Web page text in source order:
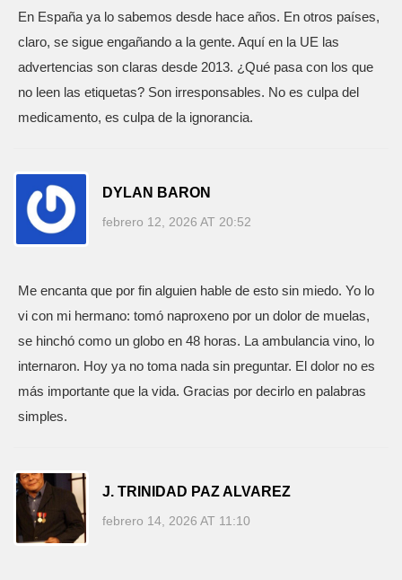
En España ya lo sabemos desde hace años. En otros países,
claro, se sigue engañando a la gente. Aquí en la UE las
advertencias son claras desde 2013. ¿Qué pasa con los que
no leen las etiquetas? Son irresponsables. No es culpa del
medicamento, es culpa de la ignorancia.
DYLAN BARON
febrero 12, 2026 AT 20:52
Me encanta que por fin alguien hable de esto sin miedo. Yo lo
vi con mi hermano: tomó naproxeno por un dolor de muelas,
se hinchó como un globo en 48 horas. La ambulancia vino, lo
internaron. Hoy ya no toma nada sin preguntar. El dolor no es
más importante que la vida. Gracias por decirlo en palabras
simples.
J. TRINIDAD PAZ ALVAREZ
febrero 14, 2026 AT 11:10